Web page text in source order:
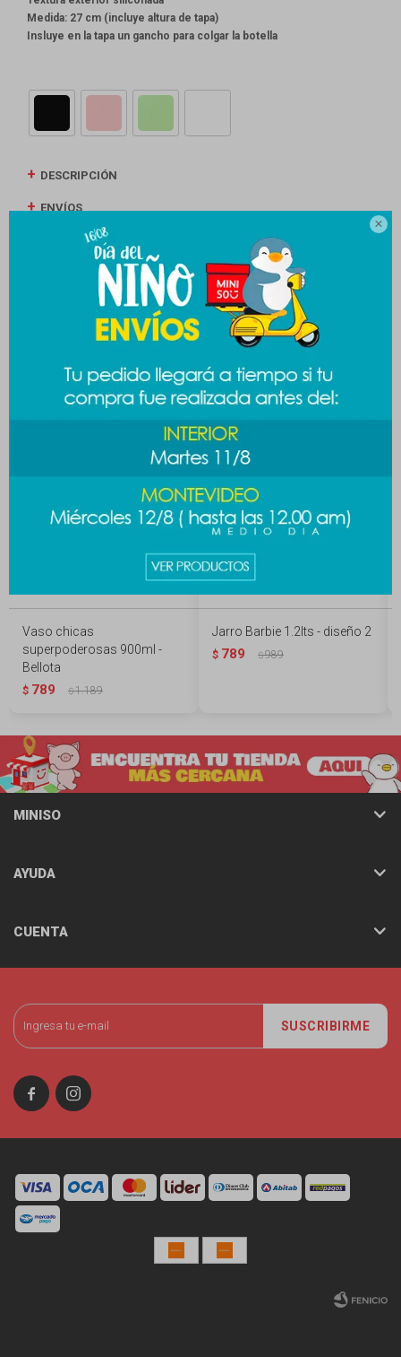

Medida: 27 cm (incluye altura de tapa)
Insluye en la tapa un gancho para colgar la botella
DESCRIPCIÓN
ENVÍOS
CAMBIOS Y DEVOLUCIONES
MEDIOS DE PAGO
Productos que te pueden interesar
Vaso chicas
superpoderosas 900ml -
Bellota
$ 789 $1.189
Jarro Barbie 1.2lts - diseño 2
$ 789 $989
SUSCRIBIRME
 
MINISO
AYUDA
CUENTA